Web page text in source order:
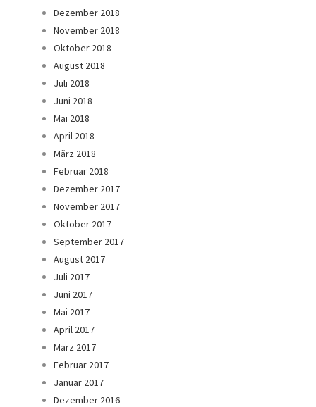
Dezember 2018
November 2018
Oktober 2018
August 2018
Juli 2018
Juni 2018
Mai 2018
April 2018
März 2018
Februar 2018
Dezember 2017
November 2017
Oktober 2017
September 2017
August 2017
Juli 2017
Juni 2017
Mai 2017
April 2017
März 2017
Februar 2017
Januar 2017
Dezember 2016